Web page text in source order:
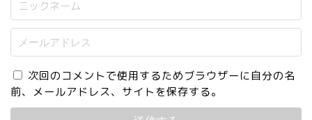
次回のコメントで使用するためブラウザーに自分の名
前、メールアドレス、サイトを保存する。
ホーム
シーケンス制御